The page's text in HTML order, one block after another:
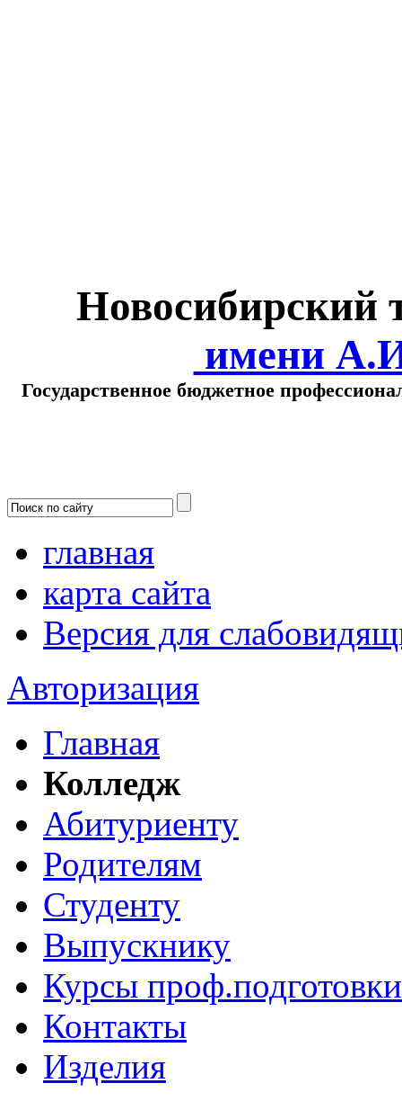
Новосибирский
имени
Государственное бюджетное
главная
карта сайта
Версия для
Авторизация
Главная
Колледж
Абитуриенту
Родителям
Студенту
Выпускнику
Курсы проф.подготовки
Контакты
Изделия